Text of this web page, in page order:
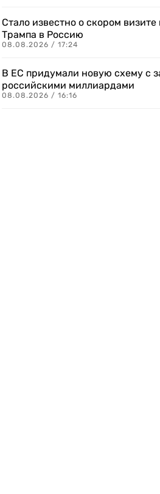
Стало известно о скором
Трампа в Россию
08.08.2026 / 17:24
В ЕС придумали новую схему с
российскими миллиардами
08.08.2026 / 16:16